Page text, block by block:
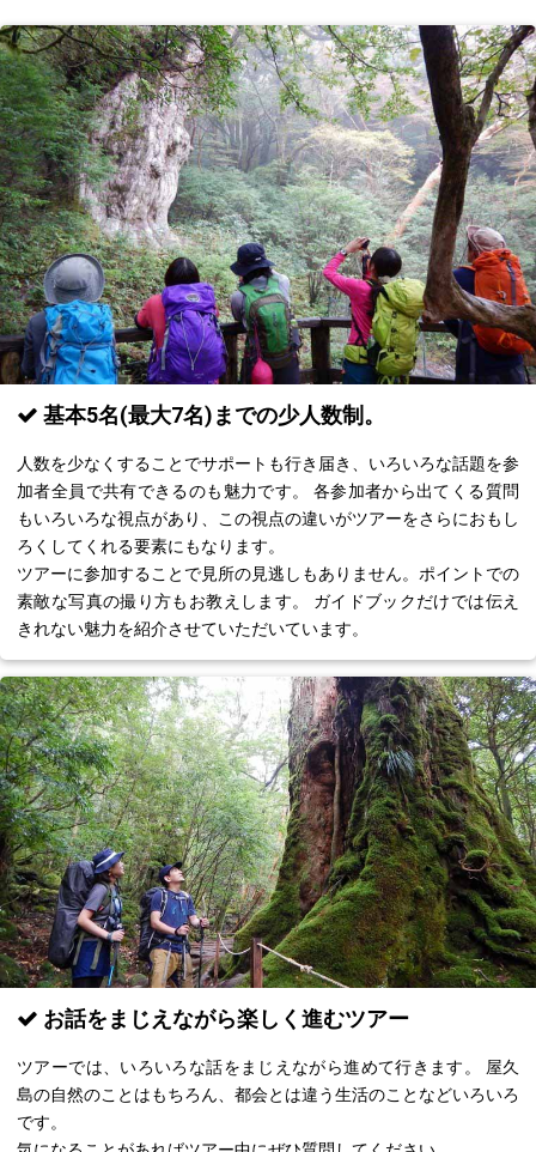
基本5名(最大7名)までの少人数制。
人数を少なくすることでサポートも行き届き、いろいろな話題を参
加者全員で共有できるのも魅力です。 各参加者から出てくる質問
もいろいろな視点があり、この視点の違いがツアーをさらにおもし
ろくしてくれる要素にもなります。
ツアーに参加することで見所の見逃しもありません。ポイントでの
素敵な写真の撮り方もお教えします。 ガイドブックだけでは伝え
きれない魅力を紹介させていただいています。
お話をまじえながら楽しく進むツアー
ツアーでは、いろいろな話をまじえながら進めて行きます。 屋久
島の自然のことはもちろん、都会とは違う生活のことなどいろいろ
です。